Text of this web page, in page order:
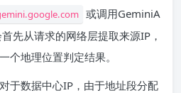
或调用GeminiA
先从请求的网络层提取来源IP，
个地理位置判定结果。
于数据中心IP，由于地址段分配